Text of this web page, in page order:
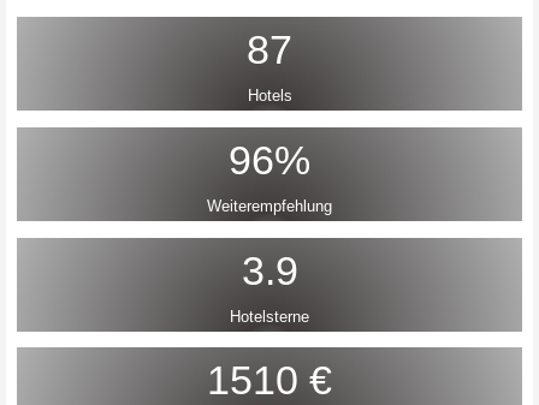
87
Hotels
96%
Weiterempfehlung
3.9
Hotelsterne
1510 €